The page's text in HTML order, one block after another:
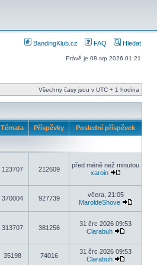
BandingKlub.cz FAQ Hledat
Právě je 08 srp 2026 01:21
Všechny časy jsou v UTC + 1 hodina
Témata Příspěvky Poslední příspěvek
123707 212609
před méně než minutou
xaroin
370004 927739
včera, 21:05
MaroldeShove
313707 381256
31 črc 2026 09:53
Clarabuh
35198 74016
31 črc 2026 09:53
Clarabuh